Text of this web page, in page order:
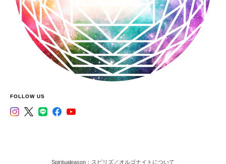
FOLLOW US
Spiritualeason：スピリズ／オルゴナイトについて